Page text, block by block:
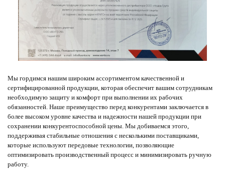
Мы гордимся нашим широким ассортиментом качественной и
сертифицированной продукции, которая обеспечит вашим сотрудникам
необходимую защиту и комфорт при выполнении их рабочих
обязанностей. Наше преимущество перед конкурентами заключается в
более высоком уровне качества и надежности нашей продукции при
сохранении конкурентоспособной цены. Мы добиваемся этого,
поддерживая стабильные отношения с несколькими поставщиками,
которые используют передовые технологии, позволяющие
оптимизировать производственный процесс и минимизировать ручную
работу.